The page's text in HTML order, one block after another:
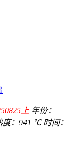
上 年份：
度：941 ℃ 时间：